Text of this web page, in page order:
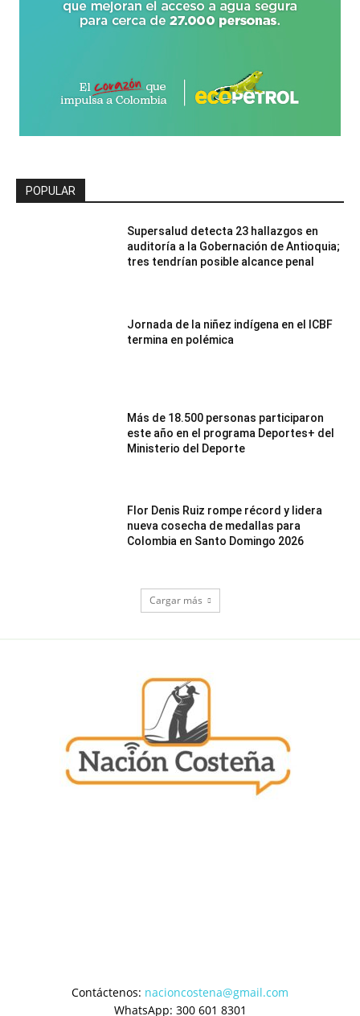
POPULAR
Supersalud detecta 23 hallazgos en
auditoría a la Gobernación de Antioquia;
tres tendrían posible alcance penal
Jornada de la niñez indígena en el ICBF
termina en polémica
Más de 18.500 personas participaron
este año en el programa Deportes+ del
Ministerio del Deporte
Flor Denis Ruiz rompe récord y lidera
nueva cosecha de medallas para
Colombia en Santo Domingo 2026
Cargar más
Contáctenos: nacioncostena@gmail.com
WhatsApp: 300 601 8301